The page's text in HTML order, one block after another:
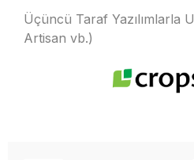
Üçüncü Taraf Yazılımlarla
Artisan vb.)